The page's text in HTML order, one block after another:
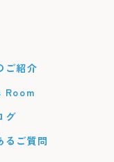
ご紹介
Room
グ
るご質問